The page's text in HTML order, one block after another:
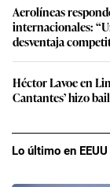
Aerolíneas
internacionales:
desventaja
Héctor Lavoe en
Cantantes’ hizo
Lo último en EEUU